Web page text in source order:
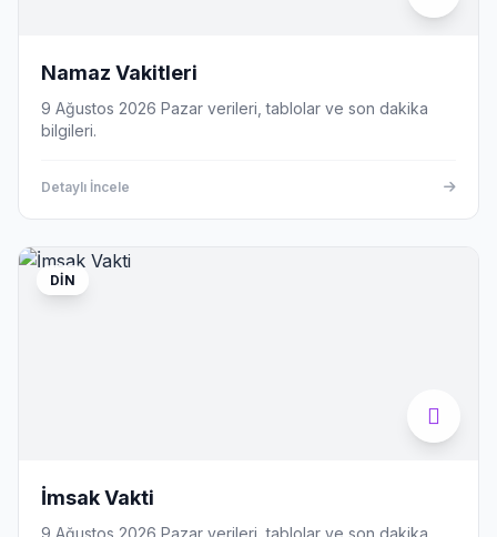
Namaz Vakitleri
9 Ağustos 2026 Pazar verileri, tablolar ve son dakika
bilgileri.
Detaylı İncele
DIN
İmsak Vakti
9 Ağustos 2026 Pazar verileri, tablolar ve son dakika